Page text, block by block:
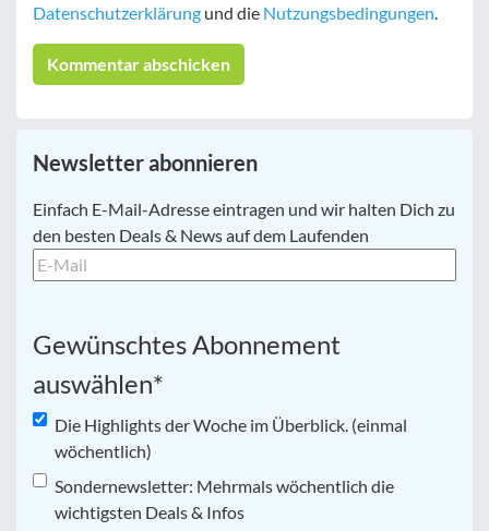
Datenschutzerklärung und die Nutzungsbedingungen.
Newsletter abonnieren
E-
Mail *
Einfach E-Mail-Adresse eintragen und wir halten Dich zu
den besten Deals & News auf dem Laufenden
Gewünschtes Abonnement
auswählen*
Die Highlights der Woche im Überblick. (einmal
wöchentlich)
Sondernewsletter: Mehrmals wöchentlich die
wichtigsten Deals & Infos